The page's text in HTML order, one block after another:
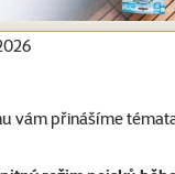
vám přinášíme